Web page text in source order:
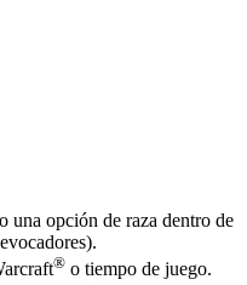
una opción de raza dentro de
® o tiempo de juego.